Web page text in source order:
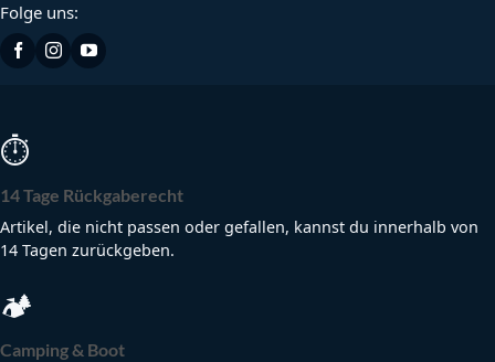
Folge uns:
⏱
14 Tage Rückgaberecht
Artikel, die nicht passen oder gefallen, kannst du innerhalb von
14 Tagen zurückgeben.
🏕
Camping & Boot